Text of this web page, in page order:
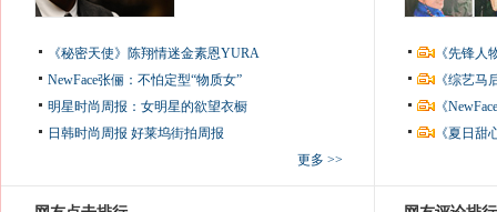
《秘密天使》陈翔情迷金素恩YURA
NewFace张俪：不怕定型“物质女”
明星时尚周报：女明星的欲望衣橱
日韩时尚周报 好莱坞街拍周报
更多 >>
《先锋
《综艺
《
《夏日